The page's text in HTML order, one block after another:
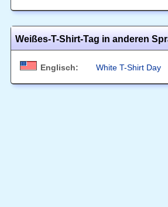
Weißes-T-Shirt-Tag in anderen
Englisch: White T-Shirt Day